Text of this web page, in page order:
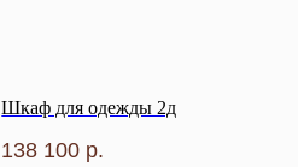
Шкаф для одежды 2д
138 100 р.